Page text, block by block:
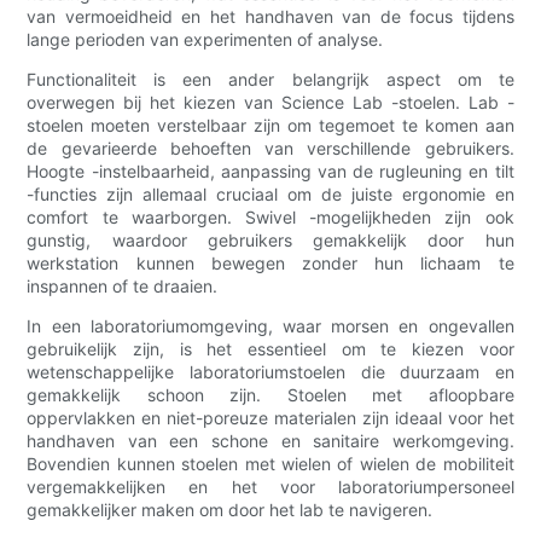
van vermoeidheid en het handhaven van de focus tijdens
lange perioden van experimenten of analyse.
Functionaliteit is een ander belangrijk aspect om te
overwegen bij het kiezen van Science Lab -stoelen. Lab -
stoelen moeten verstelbaar zijn om tegemoet te komen aan
de gevarieerde behoeften van verschillende gebruikers.
Hoogte -instelbaarheid, aanpassing van de rugleuning en tilt
-functies zijn allemaal cruciaal om de juiste ergonomie en
comfort te waarborgen. Swivel -mogelijkheden zijn ook
gunstig, waardoor gebruikers gemakkelijk door hun
werkstation kunnen bewegen zonder hun lichaam te
inspannen of te draaien.
In een laboratoriumomgeving, waar morsen en ongevallen
gebruikelijk zijn, is het essentieel om te kiezen voor
wetenschappelijke laboratoriumstoelen die duurzaam en
gemakkelijk schoon zijn. Stoelen met afloopbare
oppervlakken en niet-poreuze materialen zijn ideaal voor het
handhaven van een schone en sanitaire werkomgeving.
Bovendien kunnen stoelen met wielen of wielen de mobiliteit
vergemakkelijken en het voor laboratoriumpersoneel
gemakkelijker maken om door het lab te navigeren.